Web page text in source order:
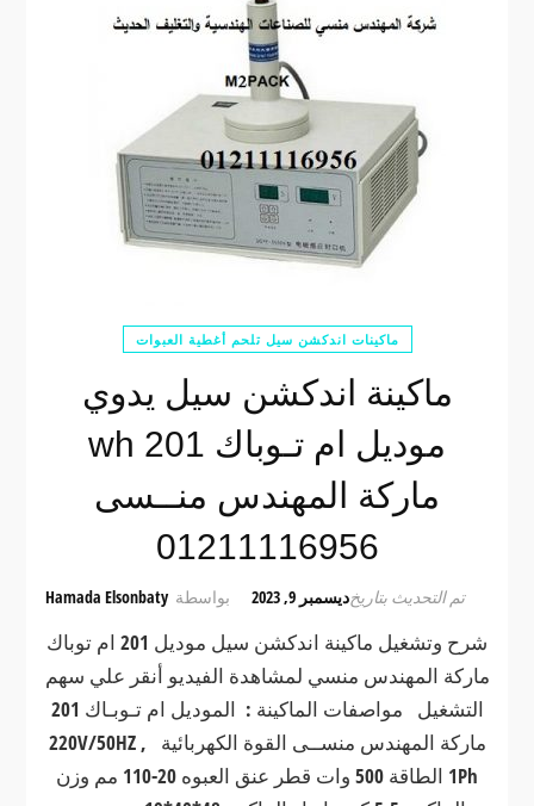
ماكينات اندكشن سيل تلحم أغطية العبوات
ماكينة اندكشن سيل يدوي
موديل ام تـوباك wh 201
ماركة المهندس منــسى
01211116956
بواسطة Hamada Elsonbaty تم التحديث بتاريخديسمبر 9, 2023
شرح وتشغيل ماكينة اندكشن سيل موديل 201 ام توباك
ماركة المهندس منسي لمشاهدة الفيديو أنقر علي سهم
التشغيل مواصفات الماكينة : الموديل ام تـوبـاك 201
ماركة المهندس منســى القوة الكهربائية 220V/50HZ ,
1Ph الطاقة 500 وات قطر عنق العبوه 20-110 مم وزن